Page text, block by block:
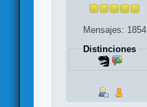
Mensajes: 1854
Distinciones